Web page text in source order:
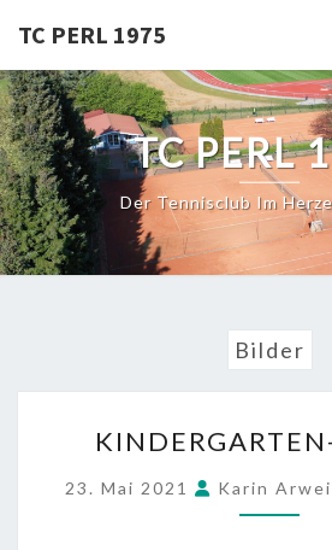
content
TC PERL 1975
TC PERL
Der Tennisclub Im
Bilder
23. Mai 2021 Karin